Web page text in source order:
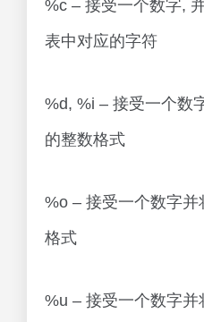
%c – 接受一个数字,
表中对应的字符
%d, %i – 接受一个数
的整数格式
%o – 接受一个数字
格式
%u – 接受一个数字